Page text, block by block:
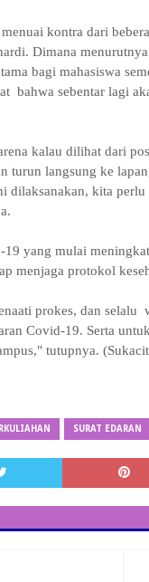
kontra dari
Dimana
bagi mahasiswa
bahwa sebentar lagi
kalau dilihat dari
turun langsung ke
dilaksanakan, kita
yang mulai
menjaga protokol
prokes, dan selalu
Covid-19. Serta
tutupnya.
SURAT EDARAN